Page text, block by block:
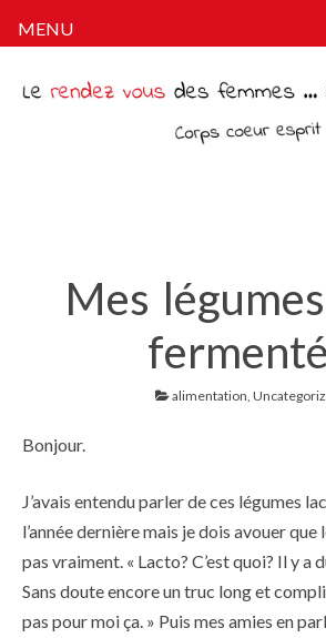
Le rendez-vous des
Tout ce dont parlent les femmes
(Quoique)
Mes
alimentation
Bonjour.
J’avais entendu parler de ces légumes
l’année dernière mais je dois avouer que
pas vraiment. « Lacto? C’est quoi? Il y a
Sans doute encore un truc long et
pas pour moi ça. » Puis mes amies en
MENU